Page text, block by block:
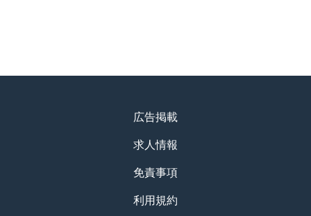
広告掲載
求人情報
免責事項
利用規約